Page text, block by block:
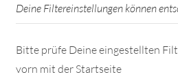
Deine Filtereinstellungen können
Bitte prüfe Deine eingestellten
vorn mit der Startseite